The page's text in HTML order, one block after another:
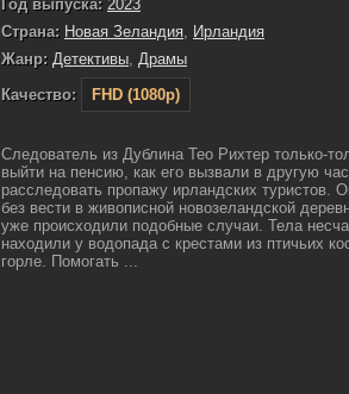
Год выпуска: 2023
Страна: Новая Зеландия, Ирландия
Жанр: Детективы, Драмы
Качество:
FHD (1080p)
Следователь из Дублина Тео Рихтер только-
выйти на пенсию, как его вызвали в другую
расследовать пропажу ирландских туристов.
без вести в живописной новозеландской
уже происходили подобные случаи. Тела
находили у водопада с крестами из птичьих
горле. Помогать ...